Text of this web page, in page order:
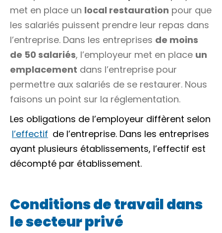
met en place un local restauration pour que
les salariés puissent prendre leur repas dans
l’entreprise. Dans les entreprises de moins
de 50 salariés, l’employeur met en place un
emplacement dans l’entreprise pour
permettre aux salariés de se restaurer. Nous
faisons un point sur la réglementation.
Les obligations de l’employeur diffèrent selon
l’effectif de l’entreprise. Dans les entreprises
ayant plusieurs établissements, l’effectif est
décompté par établissement.
Conditions de travail dans
le secteur privé